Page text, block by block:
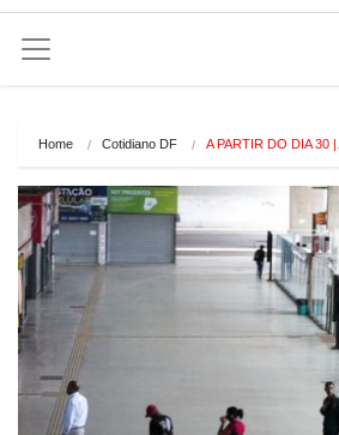
Home Cotidiano DF A PARTIR DO DIA 30